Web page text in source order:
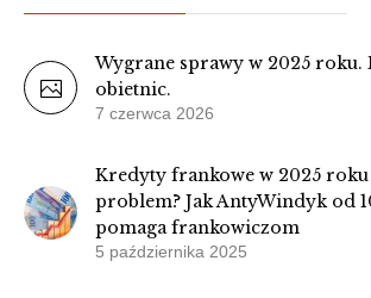
Wygrane sprawy w 2025 roku.
obietnic.
7 czerwca 2026
Kredyty frankowe w 2025
problem? Jak AntyWindyk od
pomaga frankowiczom
5 października 2025